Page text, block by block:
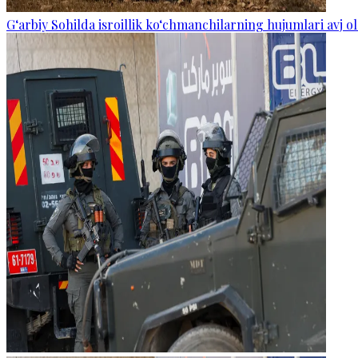
G‘arbiy Sohilda isroillik ko‘chmanchilarning hujumlari avj